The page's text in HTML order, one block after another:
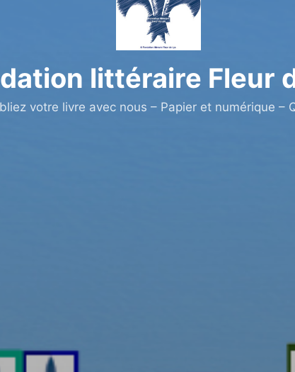
littéraire Fleur
votre livre avec nous – Papier et numérique –